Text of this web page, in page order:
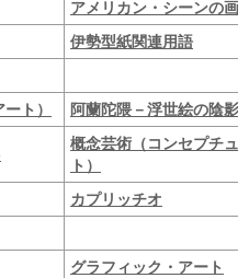
アメリカン・シーンの画
伊勢型紙関連用語
ト）
阿蘭陀隈－浮世絵の陰影
概念芸術（コンセプチュ
ト）
カプリッチオ
グラフィック・アート